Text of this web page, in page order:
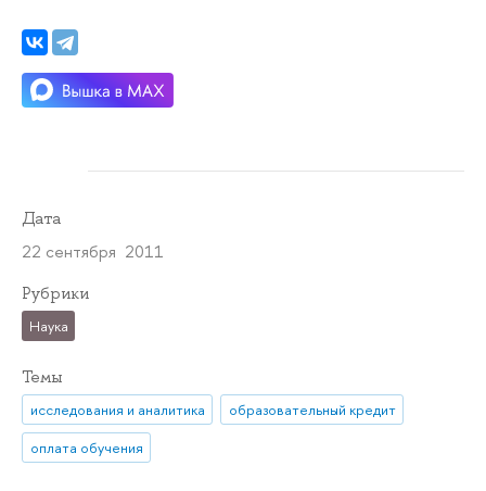
Дата
22 сентября 2011
Рубрики
Наука
Темы
исследования и аналитика
образовательный кредит
оплата обучения